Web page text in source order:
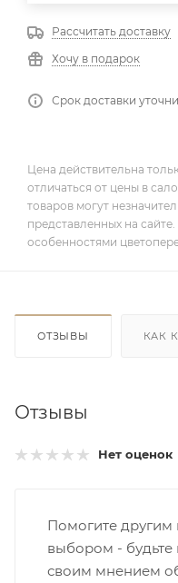
Рассчитать доставку
Хочу в подарок
Срок доставки
Цена действительна
отличаться от цены в
товаров могут
представленных на
особенностями
ОТЗЫВЫ КАК
Отзывы
Нет оценок
Помогите другим
выбором - будьте
своим мнением